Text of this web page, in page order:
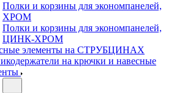
Полки и корзины для экономпанелей,
ХРОМ
Полки и корзины для экономпанелей,
ЦИНК-ХРОМ
элементы на СТРУБЦИНАХ
на крючки и навесные